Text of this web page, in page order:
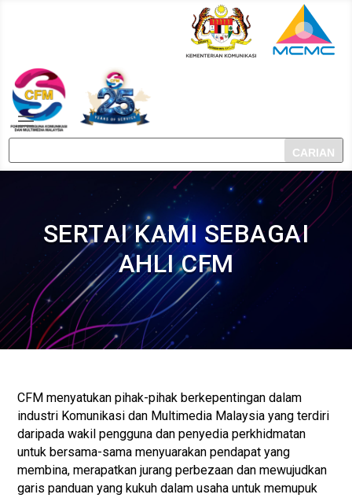
SERTAI KAMI SEBAGAI
AHLI CFM
CFM menyatukan pihak-pihak berkepentingan dalam
industri Komunikasi dan Multimedia Malaysia yang terdiri
daripada wakilpengguna danpenyediaperkhidmatan
untuk bersama-sama menyuarakan pendapat yang
membina, merapatkan jurang perbezaan dan mewujudkan
garis panduan yang kukuh dalam usaha untuk memupuk